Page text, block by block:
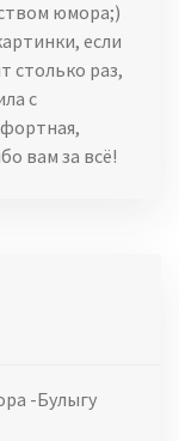
юмора;)
если
столько раз,
с
вам за всё!
-Булыгу